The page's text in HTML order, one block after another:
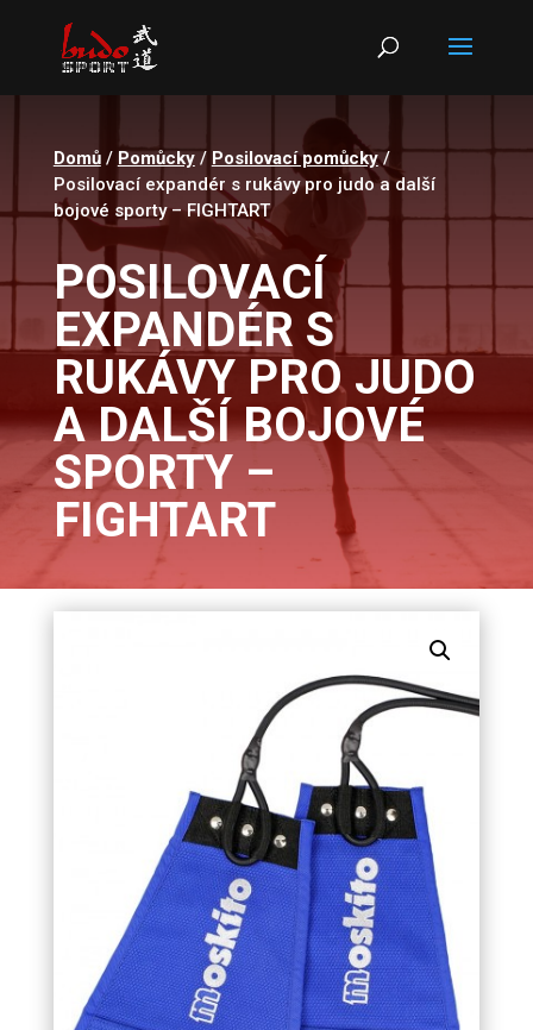
Products
search
Domů/ Pomůcky/ Posilovací pomůcky/
Posilovací expandér s rukávy pro judo a další
bojové sporty – FIGHTART
POSILOVACÍ
EXPANDÉR S
RUKÁVY PRO JUDO
A DALŠÍ BOJOVÉ
SPORTY –
FIGHTART